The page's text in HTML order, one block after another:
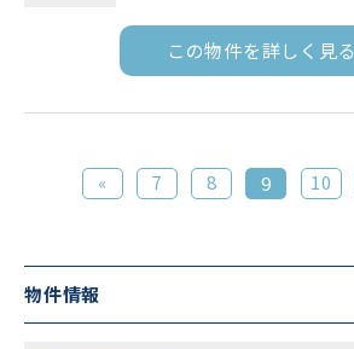
この物件を詳しく見る
« 7 8 9 10
物件情報